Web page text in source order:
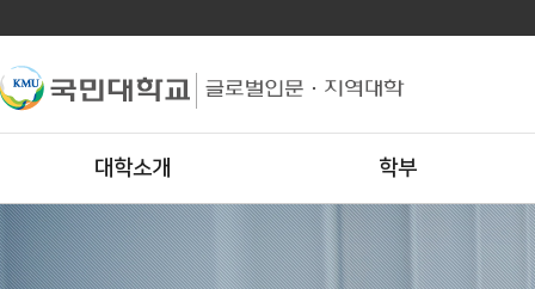
대학소개 학부